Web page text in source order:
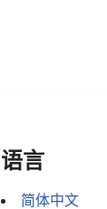
语言
简体中文